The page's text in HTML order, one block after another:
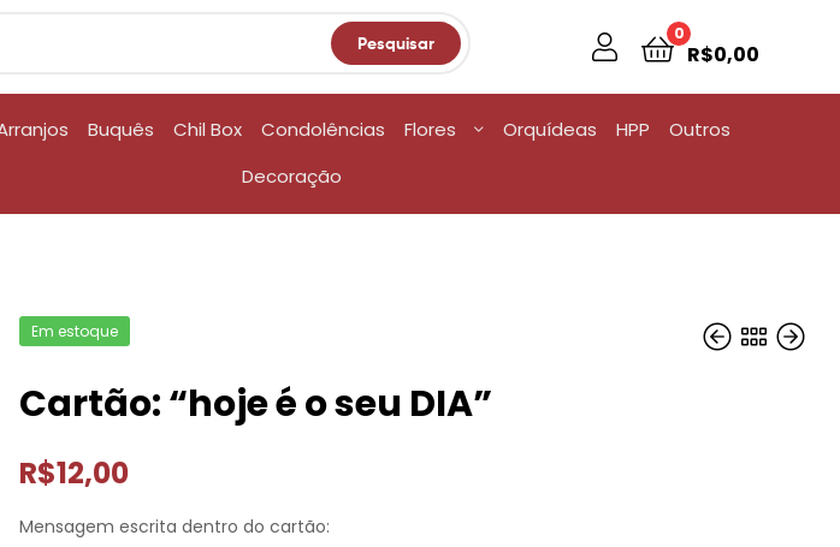
Pesquisar 0
R$0,00
Buquês Chil Box Condolências Flores Orquídeas HPP
Outros
Decoração
Em estoque
Cartão: “hoje é o seu DIA”
R$12,00
Mensagem escrita dentro do cartão: